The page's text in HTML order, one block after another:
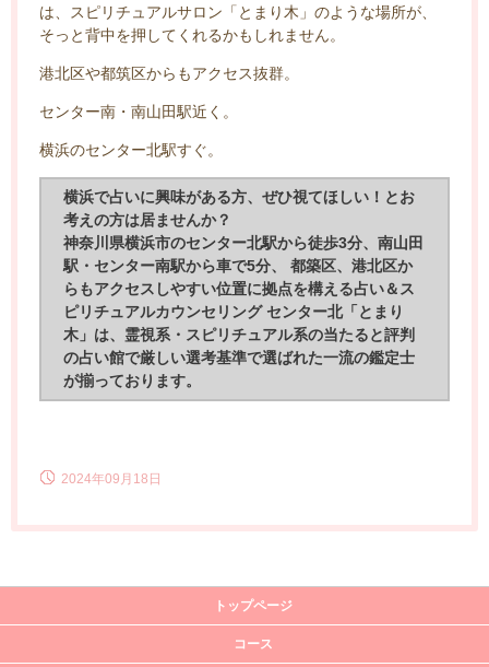
は、スピリチュアルサロン「とまり木」のような場所が、
そっと背中を押してくれるかもしれません。
港北区や都筑区からもアクセス抜群。
センター南・南山田駅近く。
横浜のセンター北駅すぐ。
横浜で占いに興味がある方、ぜひ視てほしい！とお
考えの方は居ませんか？
神奈川県横浜市のセンター北駅から徒歩3分、南山田
駅・センター南駅から車で5分、 都築区、港北区か
らもアクセスしやすい位置に拠点を構える占い＆ス
ピリチュアルカウンセリング センター北「とまり
木」は、霊視系・スピリチュアル系の当たると評判
の占い館で厳しい選考基準で選ばれた一流の鑑定士
が揃っております。
2024年09月18日
トップページ
コース